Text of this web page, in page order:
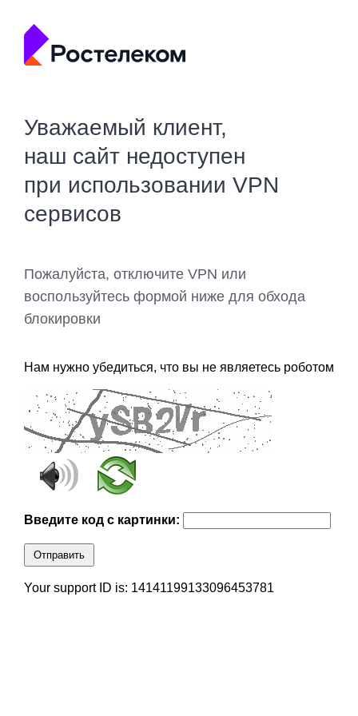
Уважаемый клиент,
наш сайт недоступен
при использовании VPN
сервисов
Пожалуйста, отключите VPN или
воспользуйтесь формой ниже для обхода
блокировки
Нам нужно убедиться, что вы не являетесь роботом
Введите код с картинки:
Отправить
Your support ID is: 14141199133096453781